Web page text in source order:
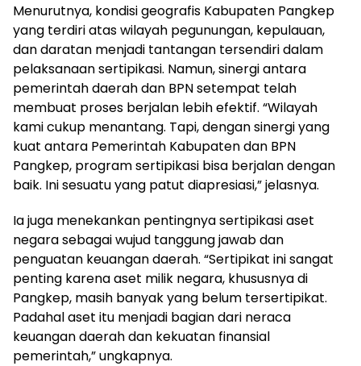
Menurutnya, kondisi geografis Kabupaten Pangkep
yang terdiri atas wilayah pegunungan, kepulauan,
dan daratan menjadi tantangan tersendiri dalam
pelaksanaan sertipikasi. Namun, sinergi antara
pemerintah daerah dan BPN setempat telah
membuat proses berjalan lebih efektif. “Wilayah
kami cukup menantang. Tapi, dengan sinergi yang
kuat antara Pemerintah Kabupaten dan BPN
Pangkep, program sertipikasi bisa berjalan dengan
baik. Ini sesuatu yang patut diapresiasi,” jelasnya.
Ia juga menekankan pentingnya sertipikasi aset
negara sebagai wujud tanggung jawab dan
penguatan keuangan daerah. “Sertipikat ini sangat
penting karena aset milik negara, khususnya di
Pangkep, masih banyak yang belum tersertipikat.
Padahal aset itu menjadi bagian dari neraca
keuangan daerah dan kekuatan finansial
pemerintah,” ungkapnya.